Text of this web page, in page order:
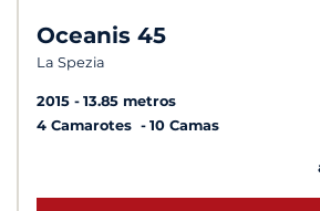
Oceanis 45
La Spezia
2015
13.85 metros
4 Camarotes
10 Camas